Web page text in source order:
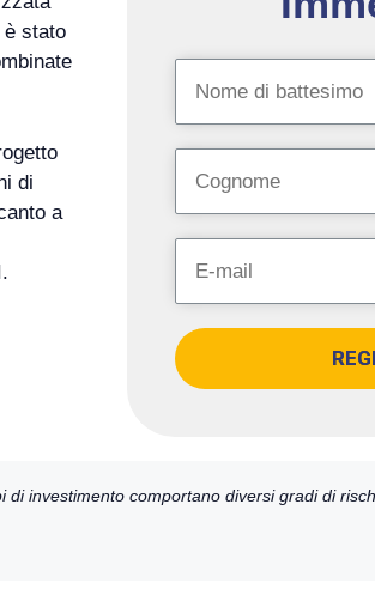
stato
di
a
investimento comportano diversi gradi di